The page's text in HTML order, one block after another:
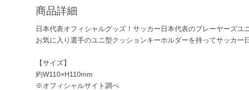
商品詳細
日本代表オフィシャルグッズ！サッカー日本代表のプレーヤーズユ
お気に入り選手のユニ型クッションキーホルダーを持ってサッカー
【サイズ】
約W110×H110mm
※オフィシャルサイト調べ